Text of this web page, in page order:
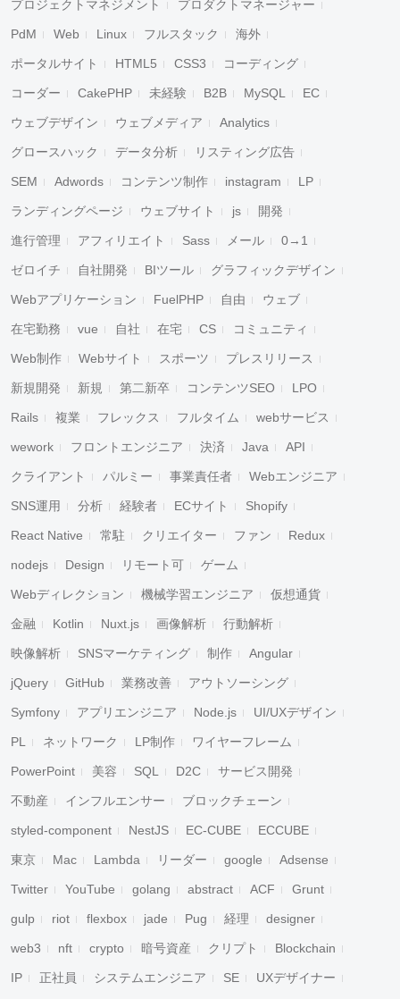
プロジェクトマネジメント プロダクトマネージャー
PdM Web Linux フルスタック 海外
ポータルサイト HTML5 CSS3 コーディング
コーダー CakePHP 未経験 B2B MySQL EC
ウェブデザイン ウェブメディア Analytics
グロースハック データ分析 リスティング広告
SEM Adwords コンテンツ制作 instagram LP
ランディングページ ウェブサイト js 開発
進行管理 アフィリエイト Sass メール 0→1
ゼロイチ 自社開発 BIツール グラフィックデザイン
Webアプリケーション FuelPHP 自由 ウェブ
在宅勤務 vue 自社 在宅 CS コミュニティ
Web制作 Webサイト スポーツ プレスリリース
新規開発 新規 第二新卒 コンテンツSEO LPO
Rails 複業 フレックス フルタイム webサービス
wework フロントエンジニア 決済 Java API
クライアント パルミー 事業責任者 Webエンジニア
SNS運用 分析 経験者 ECサイト Shopify
React Native 常駐 クリエイター ファン Redux
nodejs Design リモート可 ゲーム
Webディレクション 機械学習エンジニア 仮想通貨
金融 Kotlin Nuxt.js 画像解析 行動解析
映像解析 SNSマーケティング 制作 Angular
jQuery GitHub 業務改善 アウトソーシング
Symfony アプリエンジニア Node.js UI/UXデザイン
PL ネットワーク LP制作 ワイヤーフレーム
PowerPoint 美容 SQL D2C サービス開発
不動産 インフルエンサー ブロックチェーン
styled-component NestJS EC-CUBE ECCUBE
東京 Mac Lambda リーダー google Adsense
Twitter YouTube golang abstract ACF Grunt
gulp riot flexbox jade Pug 経理 designer
web3 nft crypto 暗号資産 クリプト Blockchain
IP 正社員 システムエンジニア SE UXデザイナー